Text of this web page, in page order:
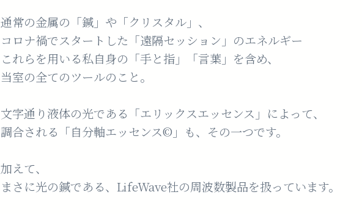
通常の金属の「鍼」や「クリスタル」、
コロナ禍でスタートした「遠隔セッション」のエネルギー
これらを用いる私自身の「手と指」「言葉」を含め、
当室の全てのツールのこと。
文字通り液体の光である「エリックスエッセンス」によって、
調合される「自分軸エッセンス©︎」も、その一つです。
加えて、
まさに光の鍼である、LifeWave社の周波数製品を扱っています。